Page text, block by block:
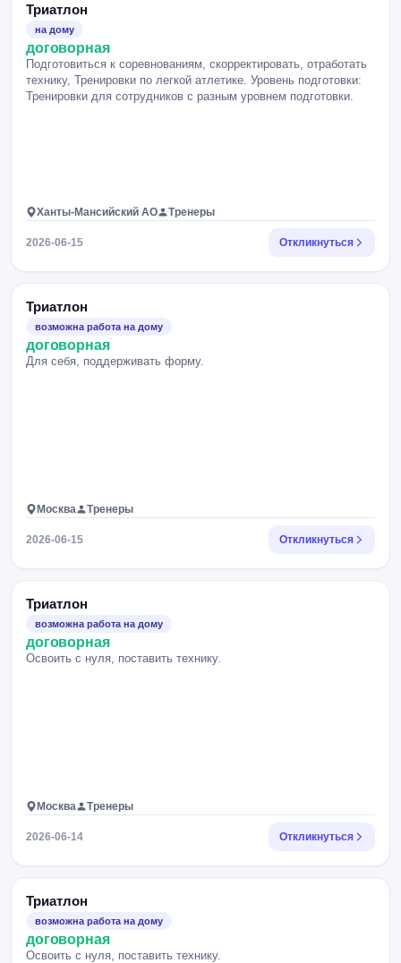
Триатлон
на дому
договорная
Подготовиться к соревнованиям, скорректировать, отработать
технику, Тренировки по легкой атлетике. Уровень подготовки:
Тренировки для сотрудников с разным уровнем подготовки.
Ханты-Мансийский АО Тренеры
2026-06-15 Откликнуться
Триатлон
возможна работа на дому
договорная
Для себя, поддерживать форму.
Москва Тренеры
2026-06-15 Откликнуться
Триатлон
возможна работа на дому
договорная
Освоить с нуля, поставить технику.
Москва Тренеры
2026-06-14 Откликнуться
Триатлон
возможна работа на дому
договорная
Освоить с нуля, поставить технику.